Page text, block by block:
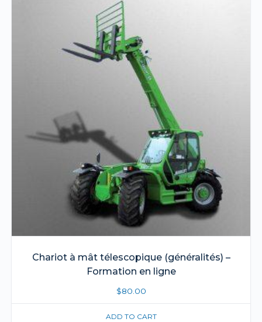
Chariot à mât télescopique (généralités) –
Formation en ligne
$80.00
ADD TO CART